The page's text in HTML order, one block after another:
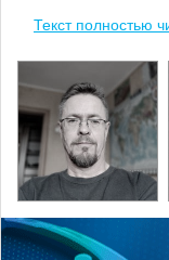
Текст полностью